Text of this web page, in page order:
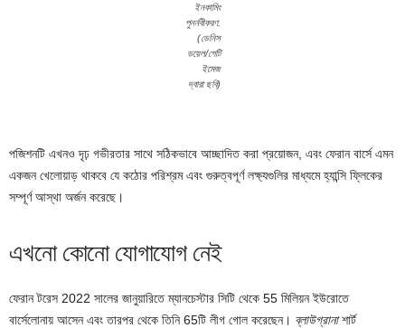
ইনকামিং
পুনর্নবীকরণ.
(ডেনিস
ডয়েল/গেটি
ইমেজ
দ্বারা ছবি)
পজিশনটি এখনও দৃঢ় গভীরতার সাথে সঠিকভাবে আচ্ছাদিত করা প্রয়োজন, এবং ফেরান বার্সে এমন
একজন খেলোয়াড় থাকবে যে কঠোর পরিশ্রম এবং গুরুত্বপূর্ণ লক্ষ্যগুলির মাধ্যমে হ্যান্সি ফ্লিকের
সম্পূর্ণ আস্থা অর্জন করেছে।
এখনো কোনো যোগাযোগ নেই
ফেরান টরেস 2022 সালের জানুয়ারিতে ম্যানচেস্টার সিটি থেকে 55 মিলিয়ন ইউরোতে
বার্সেলোনায় আসেন এবং তারপর থেকে তিনি 65টি লীগ গোল করেছেন। ব্লাউগ্রানাশার্ট